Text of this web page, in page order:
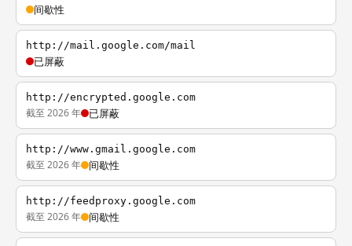
间歇性
http://mail.google.com/mail
已屏蔽
http://encrypted.google.com
截至 2026 年 已屏蔽
http://www.gmail.google.com
截至 2026 年 间歇性
http://feedproxy.google.com
截至 2026 年 间歇性